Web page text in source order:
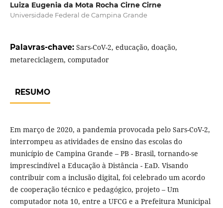
Luiza Eugenia da Mota Rocha Cirne Cirne
Universidade Federal de Campina Grande
Palavras-chave: Sars-CoV-2, educação, doação,
metareciclagem, computador
RESUMO
Em março de 2020, a pandemia provocada pelo Sars-CoV-2,
interrompeu as atividades de ensino das escolas do
município de Campina Grande – PB - Brasil, tornando-se
imprescindível a Educação à Distância - EaD. Visando
contribuir com a inclusão digital, foi celebrado um acordo
de cooperação técnico e pedagógico, projeto – Um
computador nota 10, entre a UFCG e a Prefeitura Municipal